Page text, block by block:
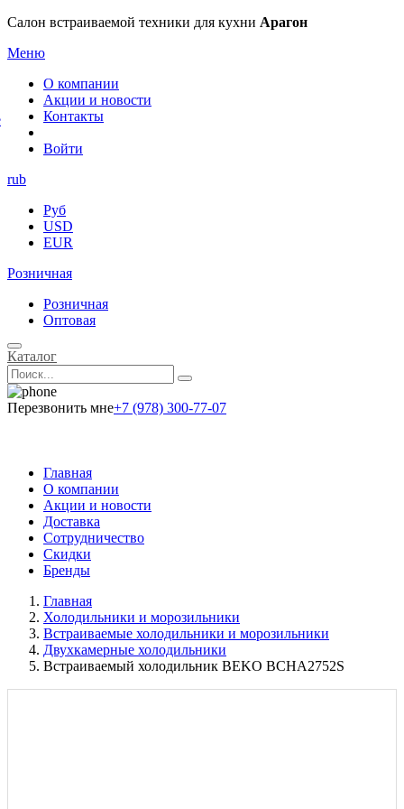
Салон встраиваемой техники для кухни Арагон
Меню
О компании
Акции и новости
Контакты
Войти
rub
Руб
USD
EUR
Розничная
Розничная
Оптовая
Каталог
Перезвонить мне+7 (978) 300-77-07
Главная
О компании
Акции и новости
Доставка
Сотрудничество
Скидки
Бренды
Главная
Холодильники и морозильники
Встраиваемые холодильники и морозильники
Двухкамерные холодильники
Встраиваемый холодильник BEKO BCHA2752S